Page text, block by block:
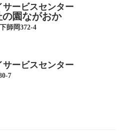
ービスセンター
園ながおか
師岡372-4
ービスセンター
7